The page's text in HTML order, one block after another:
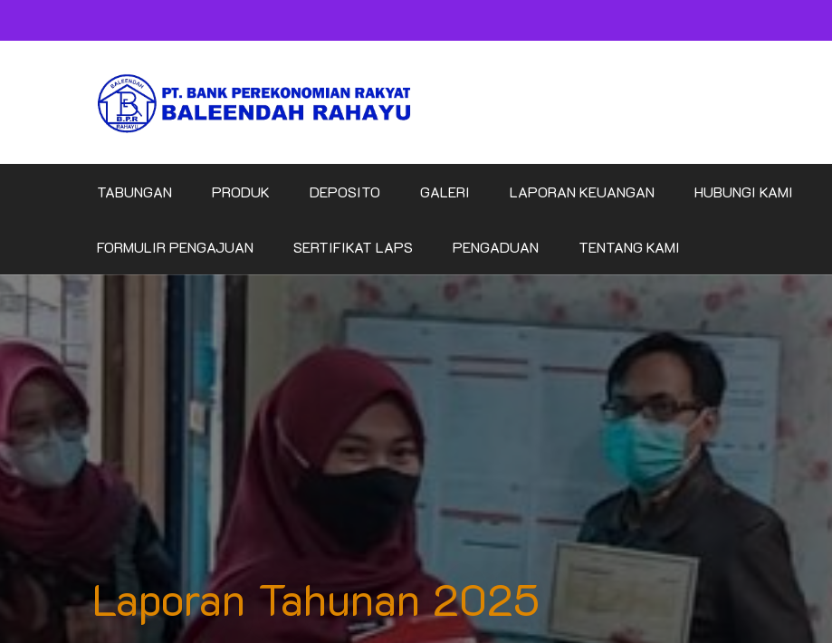
TABUNGAN PRODUK DEPOSITO GALERI LAPORAN KEUANGAN HUBUNGI KAMI
FORMULIR PENGAJUAN SERTIFIKAT LAPS PENGADUAN TENTANG KAMI
Laporan Tahunan 2025